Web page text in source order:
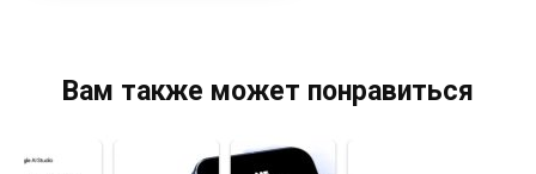
Вам также может понравиться